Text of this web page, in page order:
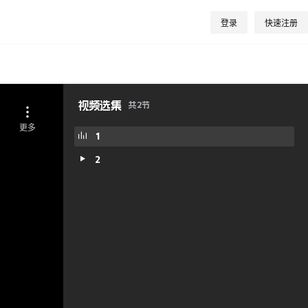
登录 快速注册
视频选集 共2节
1
2